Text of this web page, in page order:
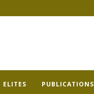
ELITES PUBLICATIONS